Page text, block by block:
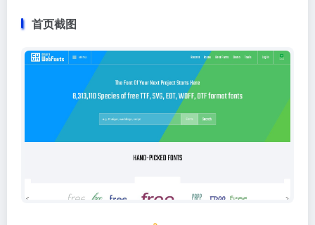
首页截图